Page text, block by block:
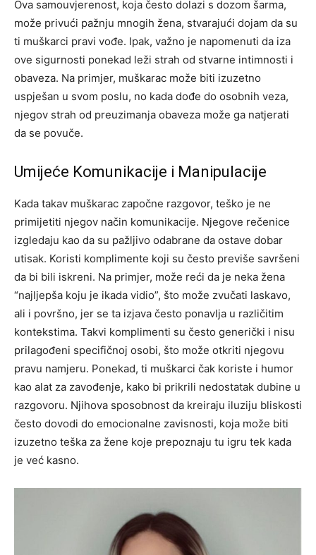
Ova samouvjerenost, koja često dolazi s dozom šarma,
može privući pažnju mnogih žena, stvarajući dojam da su
ti muškarci pravi vođe. Ipak, važno je napomenuti da iza
ove sigurnosti ponekad leži strah od stvarne intimnosti i
obaveza. Na primjer, muškarac može biti izuzetno
uspješan u svom poslu, no kada dođe do osobnih veza,
njegov strah od preuzimanja obaveza može ga natjerati
da se povuče.
Umijeće Komunikacije i Manipulacije
Kada takav muškarac započne razgovor, teško je ne
primijetiti njegov način komunikacije. Njegove rečenice
izgledaju kao da su pažljivo odabrane da ostave dobar
utisak. Koristi komplimente koji su često previše savršeni
da bi bili iskreni. Na primjer, može reći da je neka žena
“najljepša koju je ikada vidio”, što može zvučati laskavo,
ali i površno, jer se ta izjava često ponavlja u različitim
kontekstima. Takvi komplimenti su često generički i nisu
prilagođeni specifičnoj osobi, što može otkriti njegovu
pravu namjeru. Ponekad, ti muškarci čak koriste i humor
kao alat za zavođenje, kako bi prikrili nedostatak dubine u
razgovoru. Njihova sposobnost da kreiraju iluziju bliskosti
često dovodi do emocionalne zavisnosti, koja može biti
izuzetno teška za žene koje prepoznaju tu igru tek kada
je već kasno.